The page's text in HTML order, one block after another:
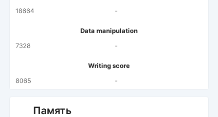
18664
-
Data manipulation
7328
-
Writing score
8065
-
Память